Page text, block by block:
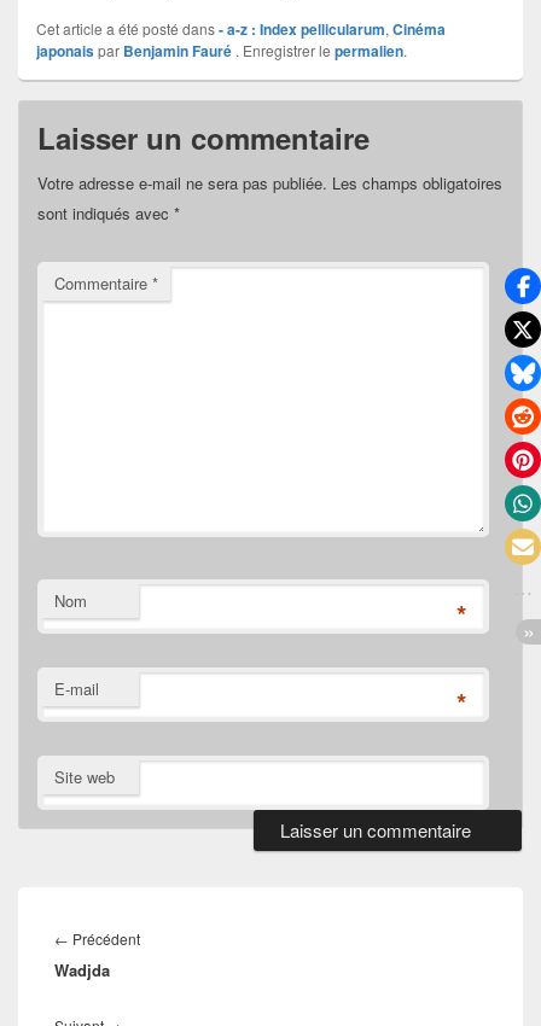
Cet article a été posté dans- a-z : Index pellicularum, Cinéma
japonaispar Benjamin Fauré . Enregistrer le permalien.
Laisser un commentaire
Votre adresse e-mail ne sera pas publiée. Les champs obligatoires
sont indiqués avec *
Commentaire *
Nom *
E-mail *
Site web
de
l’article
← PrécédentArticle
Wadjda